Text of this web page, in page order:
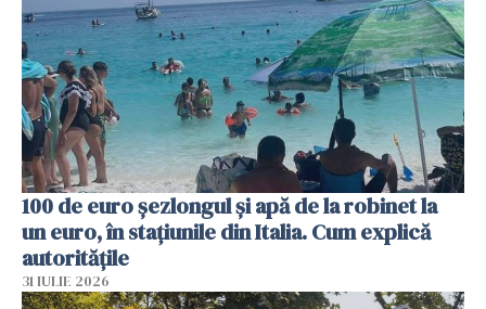
100 de euro șezlongul și apă de la robinet la
un euro, în stațiunile din Italia. Cum explică
autoritățile
31 IULIE 2026